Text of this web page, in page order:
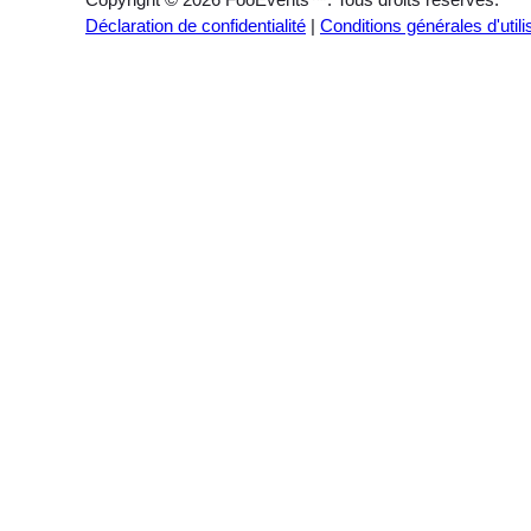
Déclaration de confidentialité | Conditions générales